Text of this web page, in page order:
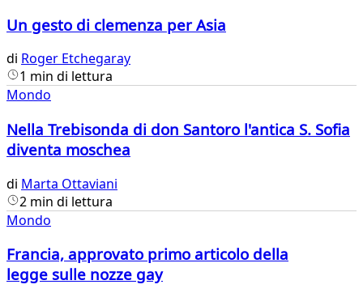
Un gesto di clemenza per Asia
di Roger Etchegaray
1 min di lettura
Mondo
Nella Trebisonda di don Santoro l'antica S. Sofia
diventa moschea
di Marta Ottaviani
2 min di lettura
Mondo
Francia, approvato primo articolo della
legge sulle nozze gay